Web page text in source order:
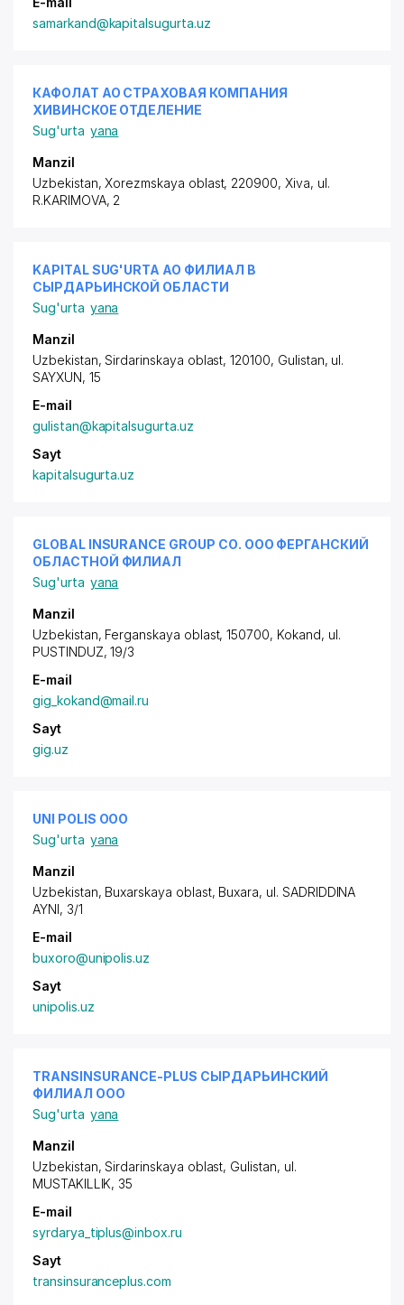
samarkand@kapitalsugurta.uz
КАФОЛАТ АО СТРАХОВАЯ КОМПАНИЯ
ХИВИНСКОЕ ОТДЕЛЕНИЕ
Sug'urta yana
Manzil
Uzbekistan, Xorezmskaya oblast, 220900, Xiva, ul.
R.KARIMOVA, 2
KAPITAL SUG'URTA АО ФИЛИАЛ В
СЫРДАРЬИНСКОЙ ОБЛАСТИ
Sug'urta yana
Manzil
Uzbekistan, Sirdarinskaya oblast, 120100, Gulistan, ul.
SAYXUN, 15
E-mail
gulistan@kapitalsugurta.uz
Sayt
kapitalsugurta.uz
GLOBAL INSURANCE GROUP СО. ООО ФЕРГАНСКИЙ
ОБЛАСТНОЙ ФИЛИАЛ
Sug'urta yana
Manzil
Uzbekistan, Ferganskaya oblast, 150700, Kokand, ul.
PUSTINDUZ, 19/3
E-mail
gig_kokand@mail.ru
Sayt
gig.uz
UNI POLIS ООО
Sug'urta yana
Manzil
Uzbekistan, Buxarskaya oblast, Buxara, ul. SADRIDDINA
AYNI, 3/1
E-mail
buxoro@unipolis.uz
Sayt
unipolis.uz
TRANSINSURANCE-PLUS СЫРДАРЬИНСКИЙ
ФИЛИАЛ ООО
Sug'urta yana
Manzil
Uzbekistan, Sirdarinskaya oblast, Gulistan, ul.
MUSTAKILLIK, 35
E-mail
syrdarya_tiplus@inbox.ru
Sayt
transinsuranceplus.com